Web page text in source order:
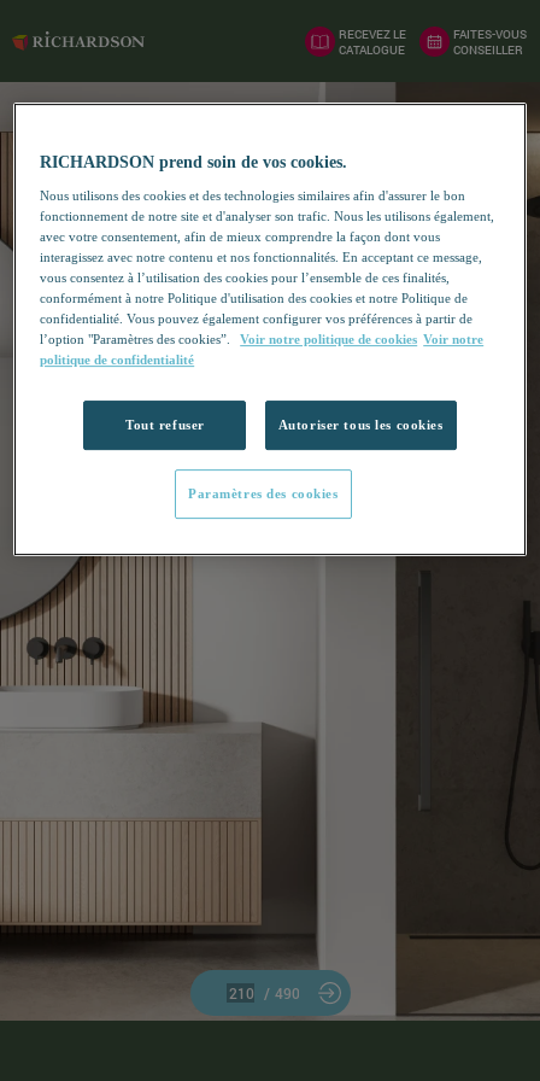
RECEVEZ LE
CATALOGUE
FAITES-VOUS
CONSEILLER
/ 490
RICHARDSON prend soin de vos cookies.
Nous utilisons des cookies et des technologies similaires afin d'assurer le bon
fonctionnement de notre site et d'analyser son trafic. Nous les utilisons également,
avec votre consentement, afin de mieux comprendre la façon dont vous
interagissez avec notre contenu et nos fonctionnalités. En acceptant ce message,
vous consentez à l’utilisation des cookies pour l’ensemble de ces finalités,
conformément à notre Politique d'utilisation des cookies et notre Politique de
confidentialité. Vous pouvez également configurer vos préférences à partir de
l’option "Paramètres des cookies”.
Voir notre politique de cookies Voir notre
politique de confidentialité
Tout refuser Autoriser tous les cookies
Paramètres des cookies